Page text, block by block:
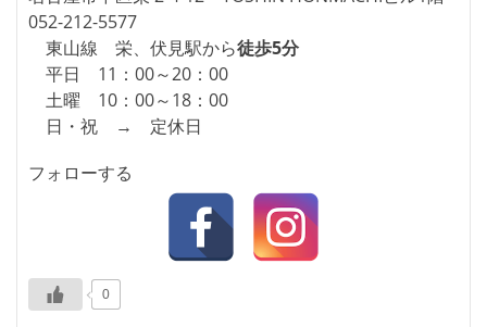
052-212-5577
東山線 栄、伏見駅から徒歩5分
平日 11：00～20：00
土曜 10：00～18：00
日・祝 → 定休日
フォローする
0